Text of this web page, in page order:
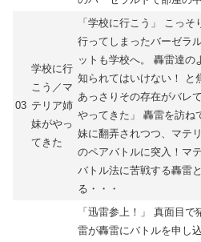
03
学校に行
こう／マ
テリア姉
妹がやっ
てきた
「学校に行こう」 こっ
行ってしまったバーゼラ
ットも学校へ。 轟雷達の
知られてはいけない！ と
あっさりその存在がバ
やってきた」 轟雷を訪ね
妹に翻弄されつつ、マテ
のペアバトルに突入！マ
バトル法に苦戦する轟雷
る・・・
「迅雷参上！」 真面目
雷が轟雷にバトルを申し